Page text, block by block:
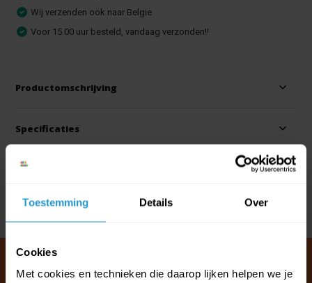
Toestemming Details Over
Cookies
Met cookies en technieken die daarop lijken helpen we je
Wij verzenden ook naar Belgie
Voor 15.00 uur besteld, vandaag verzonden!!
Productomschrijving
Specificaties
Reviews
Delen